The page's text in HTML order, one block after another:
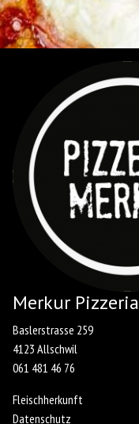
Merkur Pizzeria
Baslerstrasse 259
4123 Allschwil
061 481 46 76
Fleischherkunft
Datenschutz